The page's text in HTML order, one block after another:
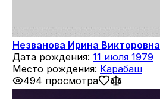
Незванова Ирина Викторовна
Дата рождения: 11 июля 1979
Место рождения: Карабаш
494 просмотра